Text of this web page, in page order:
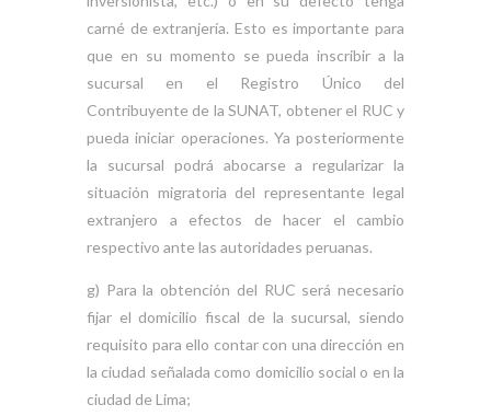
carné de extranjería. Esto es importante para
que en su momento se pueda inscribir a la
sucursal en el Registro Único del
Contribuyente de la SUNAT, obtener el RUC y
pueda iniciar operaciones. Ya posteriormente
la sucursal podrá abocarse a regularizar la
situación migratoria del representante legal
extranjero a efectos de hacer el cambio
respectivo ante las autoridades peruanas.
g) Para la obtención del RUC será necesario
fijar el domicilio fiscal de la sucursal, siendo
requisito para ello contar con una dirección en
la ciudad señalada como domicilio social o en la
ciudad de Lima;